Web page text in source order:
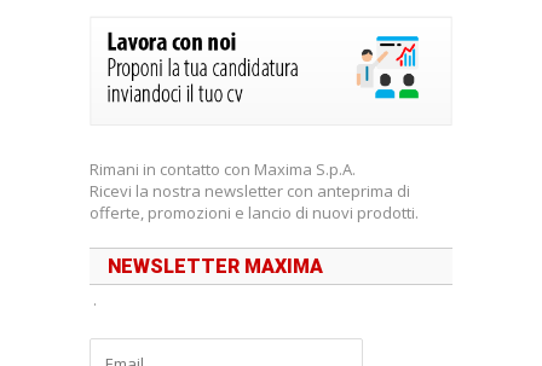
Rimani in contatto con Maxima S.p.A.
Ricevi la nostra newsletter con anteprima di
offerte, promozioni e lancio di nuovi prodotti.
NEWSLETTER MAXIMA
.